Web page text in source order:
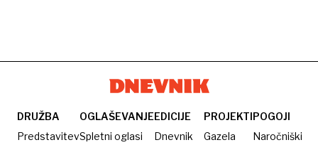
DRUŽBA
Predstavitev
OGLAŠEVANJE
Spletni oglasi
EDICIJE
Dnevnik
PROJEKTI
Gazela
POGOJI
Naročniški